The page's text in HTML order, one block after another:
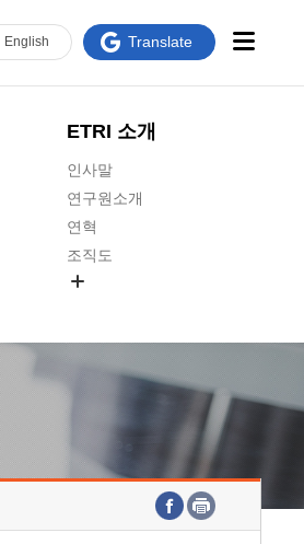
단
ETRI 소개
인사말
연구원소개
연혁
조직도
연구원 고객헌장
ETRI CI
찾아오시는길
English Translate